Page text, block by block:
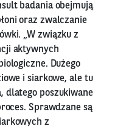
badania obejmują
oraz zwalczanie
„W związku z
aktywnych
Dużego
i siarkowe, ale tu
dlatego poszukiwane
Sprawdzane są
z